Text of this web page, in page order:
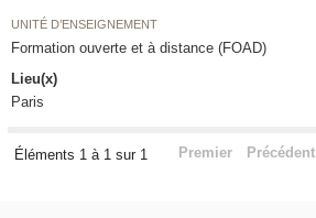
UNITÉ D’ENSEIGNEMENT
Formation ouverte et à distance (FOAD)
Lieu(x)
Paris
Éléments 1 à 1 sur 1 Premier Précédent